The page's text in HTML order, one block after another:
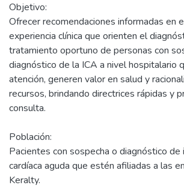
Objetivo:
Ofrecer recomendaciones informadas en
experiencia clínica que orienten el
tratamiento oportuno de personas con
diagnóstico de la ICA a nivel hospitalario
atención, generen valor en salud y
recursos, brindando directrices rápidas y
consulta.
Población:
Pacientes con sospecha o diagnóstico de
cardíaca aguda que estén afiliadas a las
Keralty.